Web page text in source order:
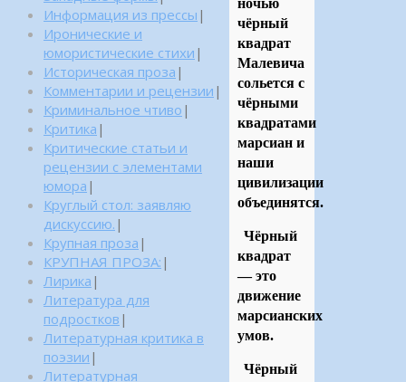
ночью
чёрный
квадрат
Малевича
сольется с
чёрными
квадратами
марсиан и
наши
цивилизации
объединятся.
Чёрный
квадрат
— это
движение
марсианских
умов.
Чёрный
Информация из прессы |
Иронические и
юмористические стихи |
Историческая проза |
Комментарии и рецензии |
Криминальное чтиво |
Критика |
Критические статьи и
рецензии с элементами
юмора |
Круглый стол: заявляю
дискуссию. |
Крупная проза |
КРУПНАЯ ПРОЗА: |
Лирика |
Литература для
подростков |
Литературная критика в
поэзии |
Литературная